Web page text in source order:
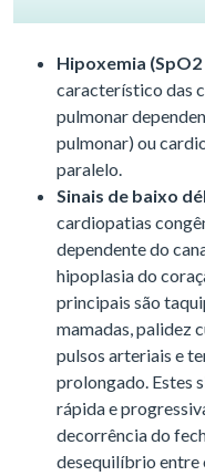
Hipoxemia
característico das
pulmonar
pulmonar) ou
paralelo.
Sinais de baixo
cardiopatias
dependente do
hipoplasia do
principais são
mamadas, palidez
pulsos arteriais e
prolongado. Estes
rápida e
decorrência do
desequilíbrio entre